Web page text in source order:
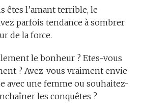
êtes l’amant terrible, le
parfois tendance à sombrer
de la force.
le bonheur ? Etes-vous
? Avez-vous vraiment envie
avec une femme ou souhaitez-
les conquêtes ?